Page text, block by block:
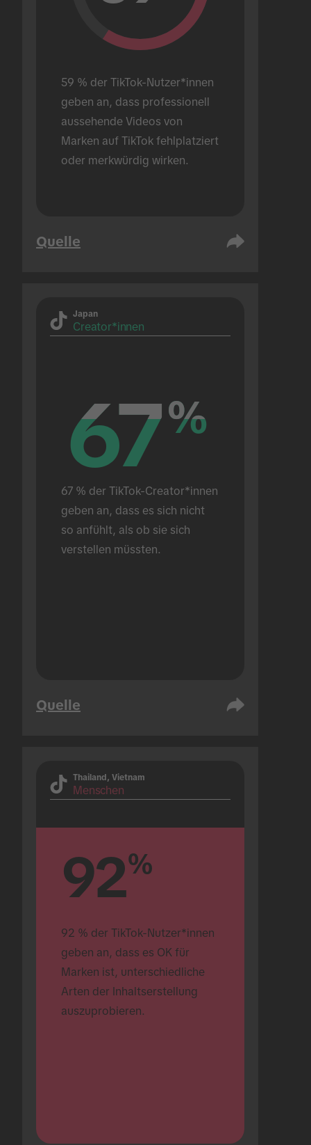
59 % der TikTok-Nutzer*innen
geben an, dass professionell
aussehende Videos von
Marken auf TikTok fehlplatziert
oder merkwürdig wirken.
Quelle
Japan
Creator*innen
67%
67%
67 % der TikTok-Creator*innen
geben an, dass es sich nicht
so anfühlt, als ob sie sich
verstellen müssten.
Quelle
Thailand, Vietnam
Menschen
92%
92 % der TikTok-Nutzer*innen
geben an, dass es OK für
Marken ist, unterschiedliche
Arten der Inhaltserstellung
auszuprobieren.